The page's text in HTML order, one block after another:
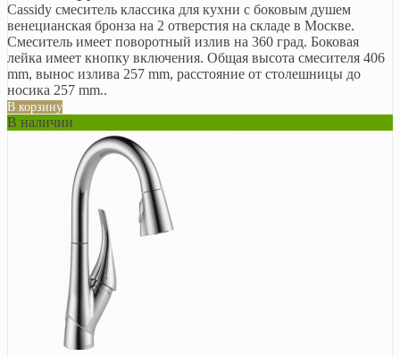
Cassidy смеситель классика для кухни с боковым душем
венецианская бронза на 2 отверстия на складе в Москве.
Смеситель имеет поворотный излив на 360 град. Боковая
лейка имеет кнопку включения. Общая высота смесителя 406
mm, вынос излива 257 mm, расстояние от столешницы до
носика 257 mm..
В корзину
В наличии